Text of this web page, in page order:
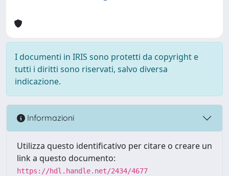
I documenti in IRIS sono protetti da copyright e
tutti i diritti sono riservati, salvo diversa
indicazione.
Informazioni
Utilizza questo identificativo per citare o creare un
link a questo documento:
https://hdl.handle.net/2434/4677